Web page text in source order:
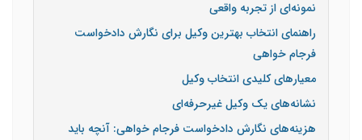
نمونه‌ای از تجربه واقعی
راهنمای انتخاب بهترین وکیل برای نگارش دادخواست
فرجام خواهی
معیارهای کلیدی انتخاب وکیل
نشانه‌های یک وکیل غیرحرفه‌ای
هزینه‌های نگارش دادخواست فرجام خواهی: آنچه باید